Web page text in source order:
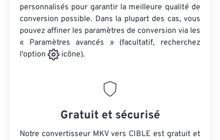
personnalisés pour garantir la meilleure qualité de
conversion possible. Dans la plupart des cas, vous
pouvez affiner les paramètres de conversion via les
« Paramètres avancés » (facultatif, recherchez
l'option
icône).
Gratuit et sécurisé
Notre convertisseur MKV vers CIBLE est gratuit et